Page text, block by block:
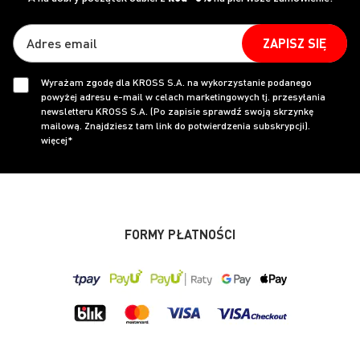
ZAPISZ SIĘ
Wyrażam zgodę dla KROSS S.A. na wykorzystanie podanego
powyżej adresu e-mail w celach marketingowych tj. przesyłania
newsletteru KROSS S.A. (Po zapisie sprawdź swoją skrzynkę
mailową. Znajdziesz tam link do potwierdzenia subskrypcji).
więcej*
FORMY PŁATNOŚCI